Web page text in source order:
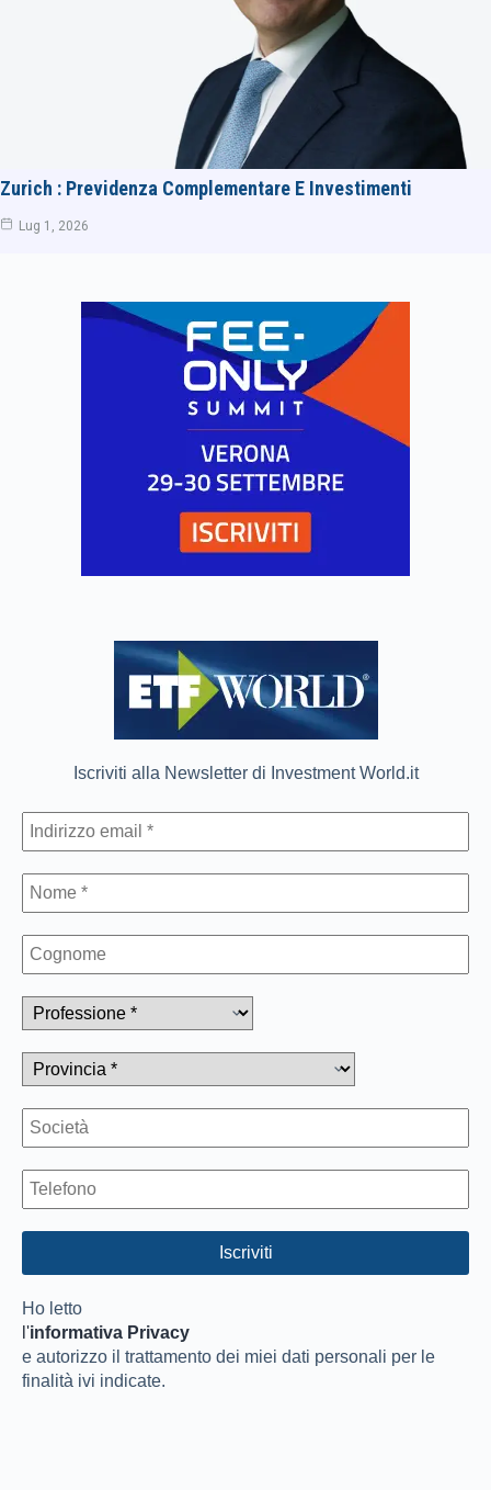
Zurich : Previdenza Complementare E Investimenti
Lug 1, 2026
Iscriviti alla Newsletter di Investment World.it
Ho letto
l'informativa Privacy
e autorizzo il trattamento dei miei dati personali per le
finalità ivi indicate.